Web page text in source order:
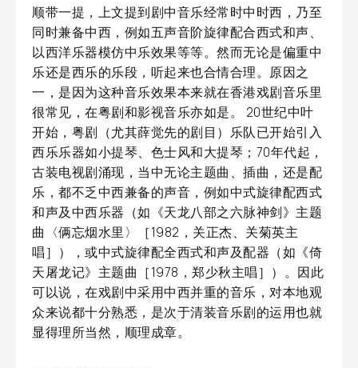
顺带一提，上文提到剧中音乐经常时中时西，乃至
同时兼备中西，例如五声音阶旋律配合西式和声、
以西洋乐器模仿中乐效果等等。然而无论是偏重中
乐还是西乐的乐段，听起来也合情合理。原因之
一，是因为这种音乐效果本来就在香港戏剧音乐里
很常见，在粤剧和影视音乐亦如是。 20世纪中叶
开始，粤剧（尤其薛觉先的剧目）乐队已开始引入
西乐乐器如小提琴、色士风和大提琴；70年代起，
古装电视剧涌现，当中无论主题曲、插曲，还是配
乐，都不乏中西兼备的声音，例如中式旋律配西式
和声及中西乐器（如《天龙八部之六脉神剑》主题
曲〈俩忘烟水里〉［1982，关正杰、关菊英主
唱］），或中式旋律配全西式和声及配器（如《倚
天屠龙记》主题曲［1978，郑少秋主唱］）。因此
可以说，在戏剧中采用中西并重的音乐，对本地观
众来说都十分熟悉，是次于清装音乐剧的运用也就
显得理所当然，顺理成章。